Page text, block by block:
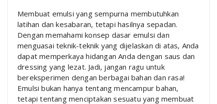
Membuat emulsi yang sempurna membutuhkan
latihan dan kesabaran, tetapi hasilnya sepadan.
Dengan memahami konsep dasar emulsi dan
menguasai teknik-teknik yang dijelaskan di atas, Anda
dapat memperkaya hidangan Anda dengan saus dan
dressing yang lezat. Jadi, jangan ragu untuk
bereksperimen dengan berbagai bahan dan rasa!
Emulsi bukan hanya tentang mencampur bahan,
tetapi tentang menciptakan sesuatu yang membuat